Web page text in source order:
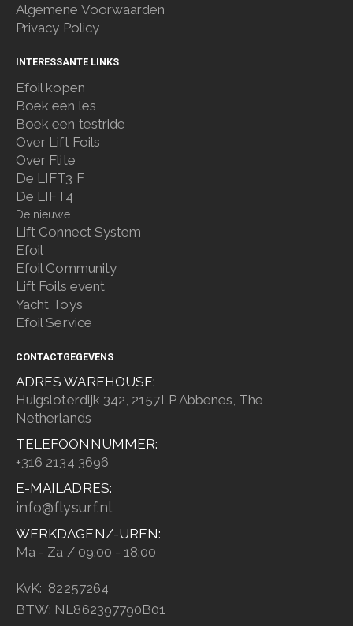
Algemene Voorwaarden
Privacy Policy
INTERESSANTE LINKS
Efoil kopen
Boek een les
Boek een testride
Over Lift Foils
Over Flite
De LIFT3 F
De LIFT4
De nieuwe
Lift Connect System
Efoil
Efoil Community
Lift Foils event
Yacht Toys
Efoil Service
CONTACTGEGEVENS
ADRES WAREHOUSE:
Huigsloterdijk 342, 2157LP Abbenes, The
Netherlands
TELEFOONNUMMER:
+316 2134 3696
E-MAILADRES:
info@flysurf.nl
WERKDAGEN/-UREN:
Ma - Za / 09:00 - 18:00
KvK: 82257264
BTW: NL862397790B01